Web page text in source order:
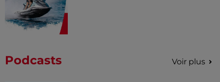
Podcasts Voir plus